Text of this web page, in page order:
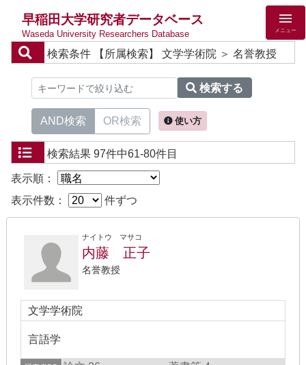
早稲田大学研究者データベース
Waseda University Researchers Database メニュー
検索条件 【所属検索】 文学学術院 ＞ 名誉教授
検索する
AND検索 OR検索 使い方
検索結果 97件中61-80件目
表示順：
表示件数：
件ずつ
ナイトウ マサコ
内藤 正子
名誉教授
文学学術院
言語学